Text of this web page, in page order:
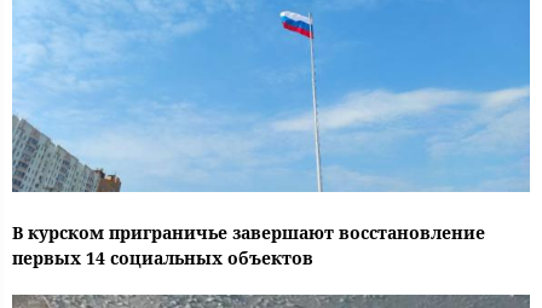
В курском приграничье завершают восстановление
первых 14 социальных объектов